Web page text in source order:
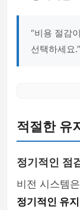
“비용 절감
선택하세요.”
적절한 유
정기적인 점
비전 시스템
정기적인 유